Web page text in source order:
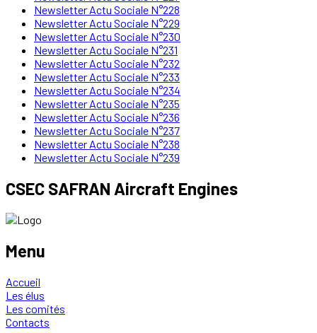
Newsletter Actu Sociale N°228
Newsletter Actu Sociale N°229
Newsletter Actu Sociale N°230
Newsletter Actu Sociale N°231
Newsletter Actu Sociale N°232
Newsletter Actu Sociale N°233
Newsletter Actu Sociale N°234
Newsletter Actu Sociale N°235
Newsletter Actu Sociale N°236
Newsletter Actu Sociale N°237
Newsletter Actu Sociale N°238
Newsletter Actu Sociale N°239
CSEC SAFRAN Aircraft Engines
Menu
Accueil
Les élus
Les comités
Contacts